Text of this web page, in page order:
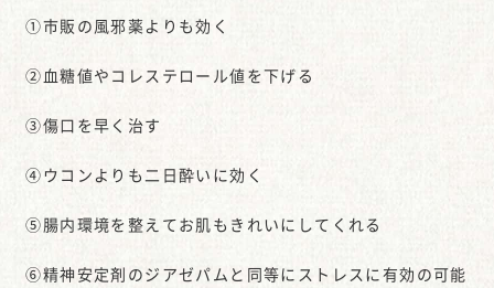
①市販の風邪薬よりも効く
②血糖値やコレステロール値を下げる
③傷口を早く治す
④ウコンよりも二日酔いに効く
⑤腸内環境を整えてお肌もきれいにしてくれる
⑥精神安定剤のジアゼパムと同等にストレスに有効の可能